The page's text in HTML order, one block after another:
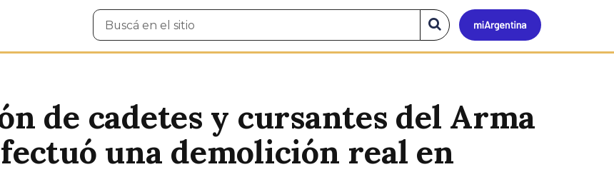
Mi
Buscar
en
Buscar
en
el
de cadetes y cursantes del Arma
una demolición real en